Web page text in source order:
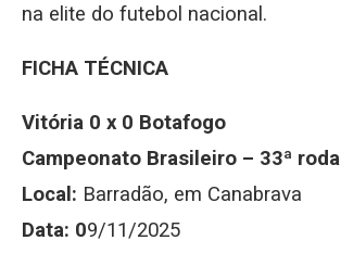
na elite do futebol nacional.
FICHA TÉCNICA
Vitória 0 x 0 Botafogo
Campeonato Brasileiro – 33ª
Local: Barradão, em Canabrava
Data: 09/11/2025